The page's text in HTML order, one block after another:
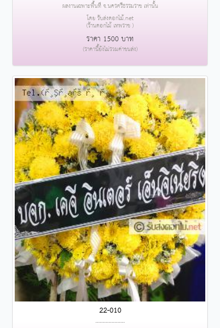
ผลงานเฉพาะพื้นที่ จ.นครศรีธรรมราช เท่านั้น
โดย รับส่งดอกไม้.net
(ร้านดอกไม้ เทพราช )
ราคา 1500 บาท
(ราคานี้ยังไม่รวมค่าขนส่ง)
22-010
....................